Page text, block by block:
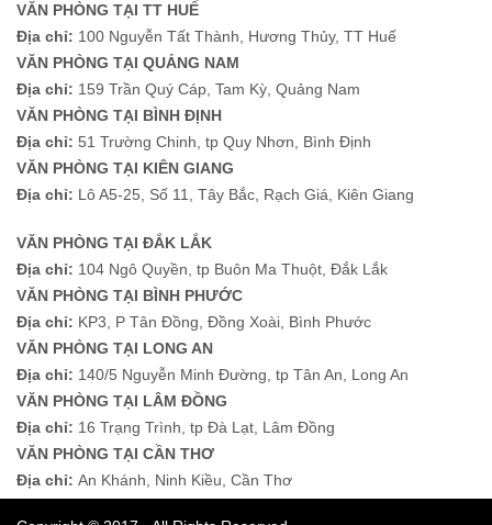
VĂN PHÒNG TẠI TT HUẾ
Địa chỉ: 100 Nguyễn Tất Thành, Hương Thủy, TT Huế
VĂN PHÒNG TẠI QUẢNG NAM
Địa chỉ: 159 Trần Quý Cáp, Tam Kỳ, Quảng Nam
VĂN PHÒNG TẠI BÌNH ĐỊNH
Địa chỉ: 51 Trường Chinh, tp Quy Nhơn, Bình Định
VĂN PHÒNG TẠI KIÊN GIANG
Địa chỉ: Lô A5-25, Số 11, Tây Bắc, Rạch Giá, Kiên Giang
VĂN PHÒNG TẠI ĐẮK LẮK
Địa chỉ: 104 Ngô Quyền, tp Buôn Ma Thuột, Đắk Lắk
VĂN PHÒNG TẠI BÌNH PHƯỚC
Địa chỉ: KP3, P Tân Đồng, Đồng Xoài, Bình Phước
VĂN PHÒNG TẠI LONG AN
Địa chỉ: 140/5 Nguyễn Minh Đường, tp Tân An, Long An
VĂN PHÒNG TẠI LÂM ĐỒNG
Địa chỉ: 16 Trạng Trình, tp Đà Lạt, Lâm Đồng
VĂN PHÒNG TẠI CẦN THƠ
Địa chỉ: An Khánh, Ninh Kiều, Cần Thơ